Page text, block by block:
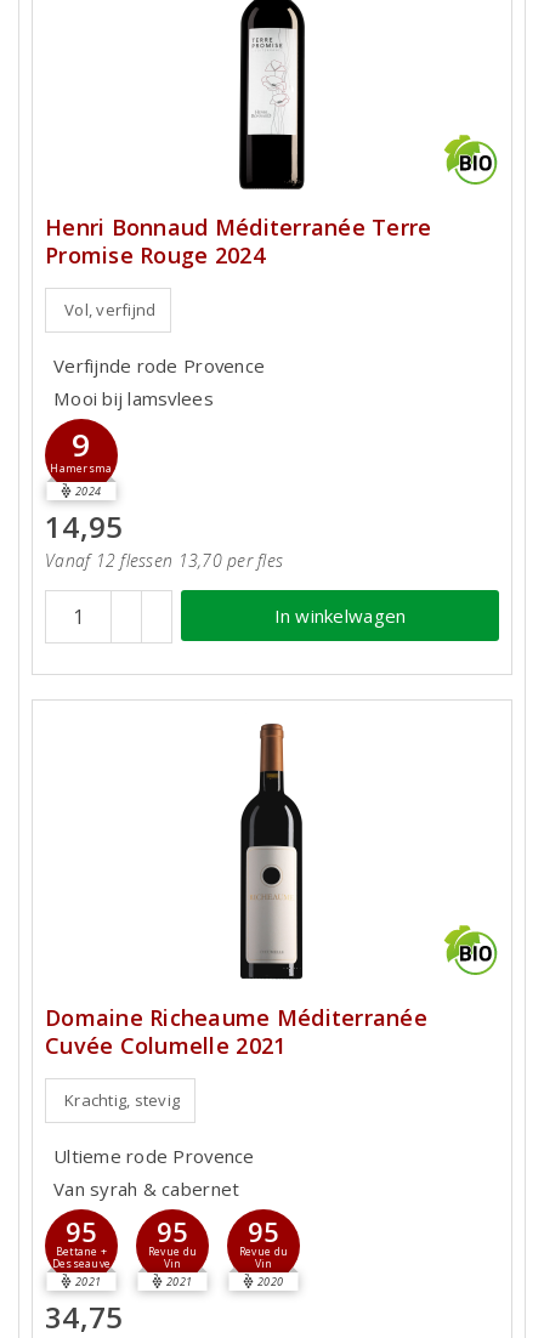
Henri Bonnaud Méditerranée Terre
Promise Rouge 2024
Vol, verfijnd
Verfijnde rode Provence
Mooi bij lamsvlees
9
Hamersma
2024
14,95
Vanaf 12 flessen 13,70 per fles
In winkelwagen
Domaine Richeaume Méditerranée
Cuvée Columelle 2021
Krachtig, stevig
Ultieme rode Provence
Van syrah & cabernet
95
Bettane +
Desseauve
2021
95
Revue du
Vin
2021
95
Revue du
Vin
2020
34,75